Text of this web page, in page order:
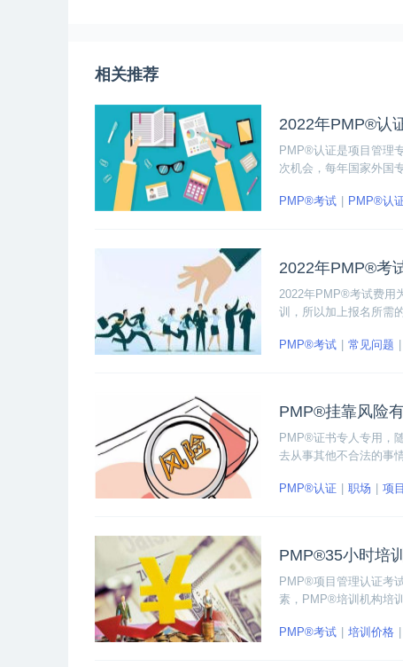
相关推荐
2022年PMP®认
PMP®认证是项目管理
次机会，每年国家外国
PMP®考试 PMP®认
2022年PMP®考
2022年PMP®考试费用
训，所以加上报名所需
PMP®考试 常见问题
PMP®挂靠风险
PMP®证书专人专用，
去从事其他不合法的事
PMP®认证 职场 项
PMP®35小时培
PMP®项目管理认证考
素，PMP®培训机构培
PMP®考试 培训价格